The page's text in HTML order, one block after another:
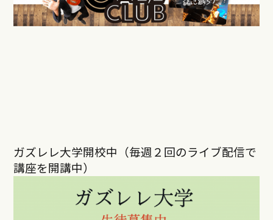
ガズレレ大学開校中（毎週２回のライブ配信で
講座を開講中）